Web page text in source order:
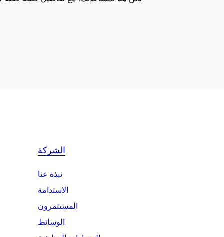
الشركة
نبذة عنا
الاستدامة
المستثمرون
الوسائط